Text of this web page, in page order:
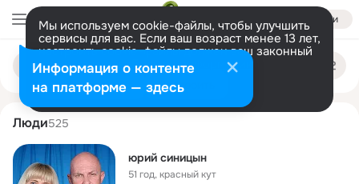
Войти
Мы используем cookie-файлы, чтобы улучшить
сервисы для вас. Если ваш возраст менее 13 лет,
настроить cookie-файлы должен ваш законный
представитель. Больше информации
Разрешить все Настроить
Поиск
людям
yuriy sinitsyn
Люди525
юрий синицын
51 год,красный кут
Информация о контенте
на платформе — здесь